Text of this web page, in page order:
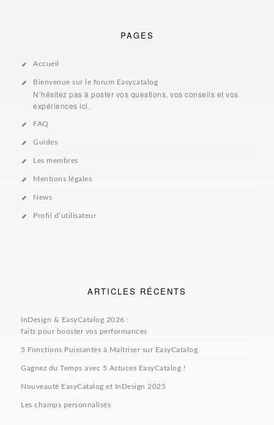
PAGES
Accueil
Bienvenue sur le forum Easycatalog
N’hésitez pas à poster vos questions, vos conseils et vos
expériences ici.
FAQ
Guides
Les membres
Mentions légales
News
Profil d’utilisateur
ARTICLES RÉCENTS
InDesign & EasyCatalog 2026 :
faits pour booster vos performances
5 Fonctions Puissantes à Maîtriser sur EasyCatalog
Gagnez du Temps avec 5 Astuces EasyCatalog !
Nouveauté EasyCatalog et InDesign 2025
Les champs personnalisés